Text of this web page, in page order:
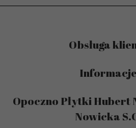
Obsługa
Informacje
Opoczno Płytki Hubert
Nowicka